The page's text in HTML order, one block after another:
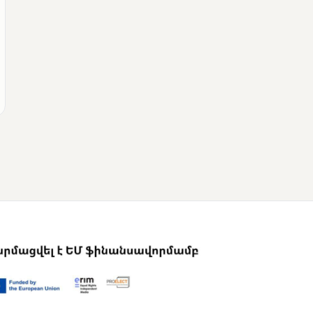
Փաշինյանին՝
կապակցությամբ